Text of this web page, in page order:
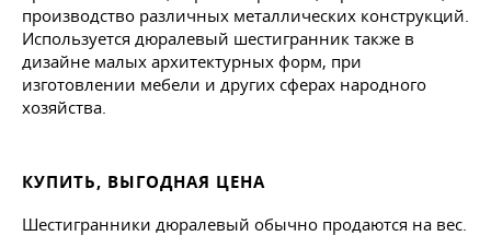
производство различных металлических конструкций.
Используется дюралевый шестигранник также в
дизайне малых архитектурных форм, при
изготовлении мебели и других сферах народного
хозяйства.
КУПИТЬ, ВЫГОДНАЯ ЦЕНА
Шестигранники дюралевый обычно продаются на вес.